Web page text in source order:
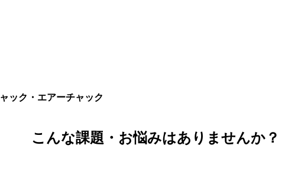
ック・エアーチャック
こんな課題・お悩みはありませんか？